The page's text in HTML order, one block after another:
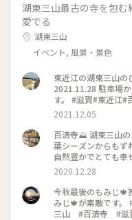
湖東三山最古の寺を包む
愛でる
湖東三山
イベント, 風景・景色
東近江の湖東三山の
2021.11.28 駐車場
す。 #滋賀#東近江#百済寺#表門#Ayu紅葉#敷紅葉#秋日和#私
のことりっぷ#湖東三
2021.12.05
百済寺⛰ 湖東三山の１つ、百済寺にお伺いしてきました。 紅
葉シーズンからも
自然豊かでとても幸
さまとも関わりの深
要所に建つお寺からの眺めは
れる前、ルイスフロ
らのお寺。その評価を裏
りしていたらやって
2020.12.28
今秋最後のもみじ🍁
みじ🍁が素敵です。 #小さな秋 #紅葉 #散りもみじ #湖東
三山 #百済寺 #滋